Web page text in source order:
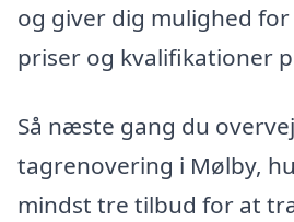
og giver dig mulighed
priser og kvalifikationer
Så næste gang du
tagrenovering i Mølby,
mindst tre tilbud for at